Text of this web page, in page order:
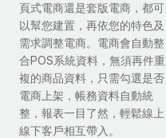
頁式電商還是套版電商，都可
以幫您建置，再依您的特色及
需求調整電商。電商會自動整
合POS系統資料，無須再件重
複的商品資料，只需勾選是否
電商上架，帳務資料自動統
整，報表一目了然，輕鬆線上
線下客戶相互帶入。